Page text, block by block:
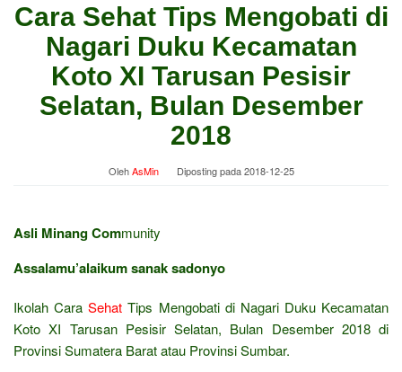
Cara Sehat Tips Mengobati di
Nagari Duku Kecamatan
Koto XI Tarusan Pesisir
Selatan, Bulan Desember
2018
OlehAsMin Diposting pada2018-12-25
Asli Minang Community
Assalamu’alaikum sanak sadonyo
Ikolah CaraSehat Tips Mengobati di Nagari Duku Kecamatan
Koto XI Tarusan Pesisir Selatan, Bulan Desember 2018 di
Provinsi Sumatera Barat atau Provinsi Sumbar.